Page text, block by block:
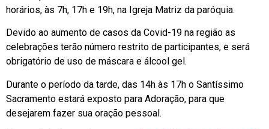
horários, às 7h, 17h e 19h, na Igreja Matriz da paróquia.
Devido ao aumento de casos da Covid-19 na região as
celebrações terão número restrito de participantes, e será
obrigatório de uso de máscara e álcool gel.
Durante o período da tarde, das 14h às 17h o Santíssimo
Sacramento estará exposto para Adoração, para que
desejarem fazer sua oração pessoal.